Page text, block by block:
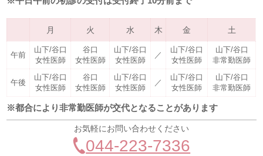
月 火 水 木 金 土
午前
山下/谷口
女性医師
谷口
女性医師
山下/谷口
女性医師
／
山下/谷口
女性医師
山下/谷口
非常勤医師
午後
山下/谷口
女性医師
谷口
女性医師
山下/谷口
女性医師
／
山下/谷口
女性医師
山下/谷口
非常勤医師
※都合により非常勤医師が交代となることがあります
お気軽にお問い合わせください
044-223-7336